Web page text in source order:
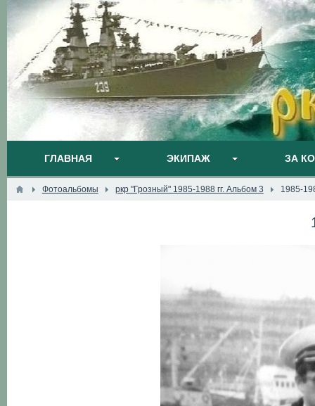
ГЛАВНАЯ ЭКИПАЖ ЗА
Фотоальбомы ркр "Грозный" 1985-1988 гг. Альбом 3 1985-